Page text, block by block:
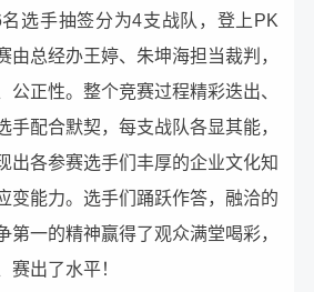
选手抽签分为4支战队，登上PK
由总经办王婷、朱坤海担当裁判，
公正性。整个竞赛过程精彩迭出、
手配合默契，每支战队各显其能，
出各参赛选手们丰厚的企业文化知
变能力。选手们踊跃作答，融洽的
第一的精神赢得了观众满堂喝彩，
赛出了水平！